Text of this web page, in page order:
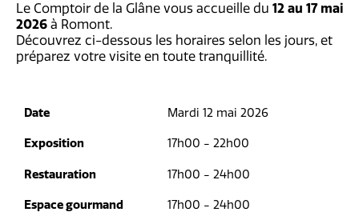
Le Comptoir de la Glâne vous accueille du 12 au 17 mai
2026 à Romont.
Découvrez ci-dessous les horaires selon les jours, et
préparez votre visite en toute tranquillité.
Date Mardi 12 mai 2026
Exposition 17h00 - 22h00
Restauration 17h00 - 24h00
Espace gourmand 17h00 - 24h00